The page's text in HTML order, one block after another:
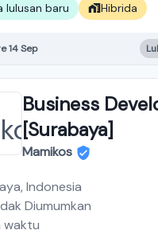
lulusan baru Hibrida
14 Sep
Business
[Surabaya]
Mamikos
Indonesia
Diumumkan
waktu